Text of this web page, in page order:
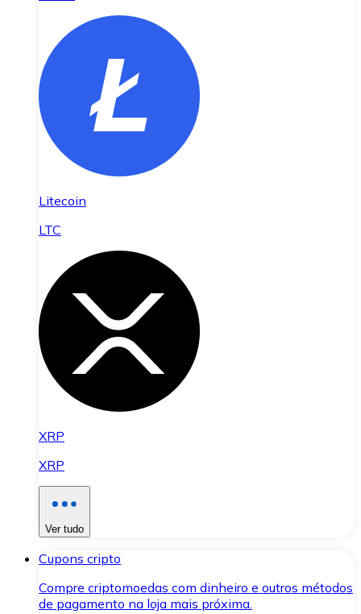
Litecoin
LTC
XRP
XRP
Ver tudo
Cupons cripto
Compre criptomoedas com dinheiro e outros métodos
de pagamento na loja mais próxima.